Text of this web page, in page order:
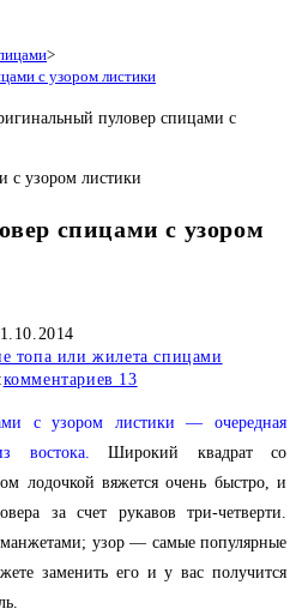
>
с узором листики
с узором листики
спицами с узором
топа или жилета спицами
комментариев 13
с узором листики — очередная
востока.Широкий квадрат со
лодочкой вяжется очень быстро, и
за счет рукавов три-четверти.
узор — самые популярные
заменить его и у вас получится